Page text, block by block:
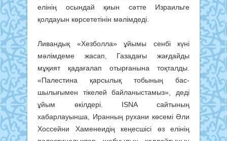
елінің осындай қиын сәтте Израильге
қолдауын көрсететінін мәлімдеді.
Ливандық «Хезболла» ұйы­мы сенбі күні
мәлімдеме жасап, Газадағы жағдайды
мұқият қада­ғалап отырғанына тоқталды.
«Па­лестина қарсылық тобының бас­
шылығымен тікелей байланыс­тамыз», деді
ұйым өкілдері. ISNA сайтының
хабарлауынша, Иранның рухани көсемі Әли
Хоссейни Ха­менеидің кеңесшісі өз елінің